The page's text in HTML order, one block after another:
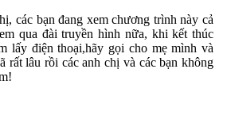
các bạn đang xem chương trình này cả
qua đài truyền hình nữa, khi kết thúc
lấy điện thoại,hãy gọi cho mẹ mình và
rất lâu rồi các anh chị và các bạn không